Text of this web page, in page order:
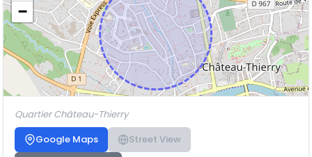
−
Quartier Château-Thierry
Google Maps
Street View